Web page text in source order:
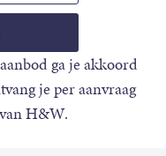
ga je akkoord
je per aanvraag
H&W.